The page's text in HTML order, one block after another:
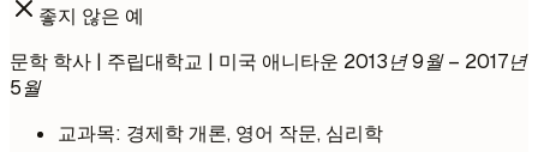
좋지 않은 예
문학 학사 | 주립대학교 | 미국 애니타운 2013년 9월 – 2017년
5월
교과목: 경제학 개론, 영어 작문, 심리학